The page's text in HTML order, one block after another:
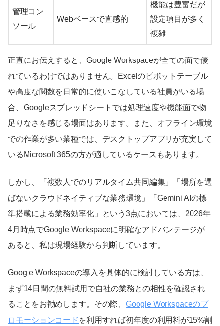
管理コン
ソール
Webベースで直感的
機能は豊富だが
設定項目が多く
複雑
正直にお伝えすると、Google Workspaceが全ての面で優
れているわけではありません。Excelのピボットテーブル
や高度な関数を日常的に使いこなしている社員がいる場
合、Googleスプレッドシートでは処理速度や機能面で物
足りなさを感じる場面はあります。また、オフライン環境
での作業が多い業種では、デスクトップアプリが充実して
いるMicrosoft 365の方が適しているケースもあります。
しかし、「複数人でのリアルタイム共同編集」「場所を選
ばないクラウドネイティブな業務環境」「Gemini AIの標
準搭載による業務効率化」という3点においては、2026年
4月時点でGoogle Workspaceに明確なアドバンテージが
あると、私は現場経験から判断しています。
Google Workspaceの導入を具体的に検討している方は、
まず14日間の無料試用で自社の業務との相性を確認され
ることをお勧めします。その際、 Google Workspaceのプ
ロモーションコード を利用すれば初年度の利用料が15%割